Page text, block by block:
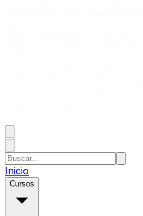
Inicio
Cursos